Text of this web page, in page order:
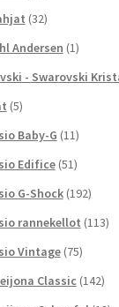
(32)
Andersen (1)
- Swarovski
(5)
Baby-G (11)
Edifice (51)
G-Shock (192)
rannekellot (113)
Vintage (75)
Classic (142)